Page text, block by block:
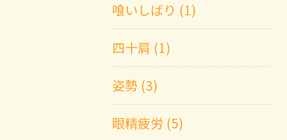
喰いしばり (1)
四十肩 (1)
姿勢 (3)
眼精疲労 (5)